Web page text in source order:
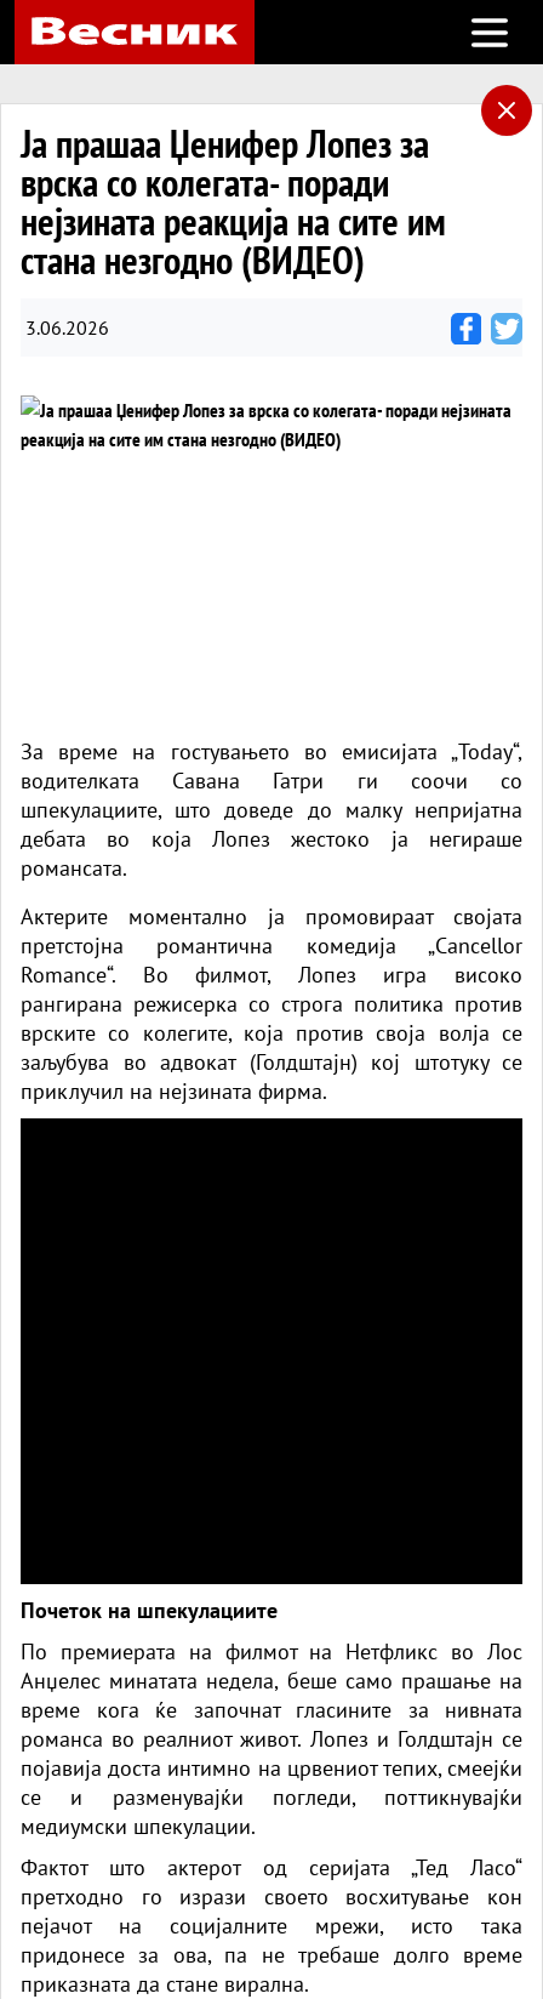
Open
Ја прашаа Џенифер Лопез за
врска со колегата- поради
нејзината реакција на сите им
стана незгодно (ВИДЕО)
3.06.2026
За време на гостувањето во емисијата „Today“,
водителката Савана Гатри ги соочи со
шпекулациите, што доведе до малку непријатна
дебата во која Лопез жестоко ја негираше
романсата.
Актерите моментално ја промовираат својата
претстојна романтична комедија „Cancellor
Romance“. Во филмот, Лопез игра високо
рангирана режисерка со строга политика против
врските со колегите, која против своја волја се
заљубува во адвокат (Голдштајн) кој штотуку се
приклучил на нејзината фирма.
Почеток на шпекулациите
По премиерата на филмот на Нетфликс во Лос
Анџелес минатата недела, беше само прашање на
време кога ќе започнат гласините за нивната
романса во реалниот живот. Лопез и Голдштајн се
појавија доста интимно на црвениот тепих, смеејќи
се и разменувајќи погледи, поттикнувајќи
медиумски шпекулации.
Фактот што актерот од серијата „Тед Ласо“
претходно го изрази своето восхитување кон
пејачот на социјалните мрежи, исто така
придонесе за ова, па не требаше долго време
приказната да стане вирална.